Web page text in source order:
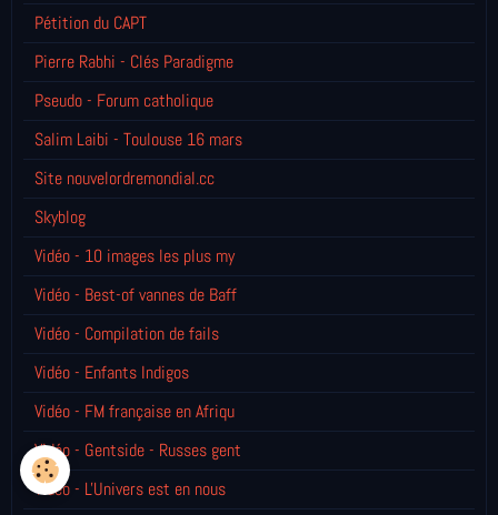
Pétition du CAPT
Pierre Rabhi - Clés Paradigme
Pseudo - Forum catholique
Salim Laibi - Toulouse 16 mars
Site nouvelordremondial.cc
Skyblog
Vidéo - 10 images les plus my
Vidéo - Best-of vannes de Baff
Vidéo - Compilation de fails
Vidéo - Enfants Indigos
Vidéo - FM française en Afriqu
Vidéo - Gentside - Russes gent
Vidéo - L'Univers est en nous